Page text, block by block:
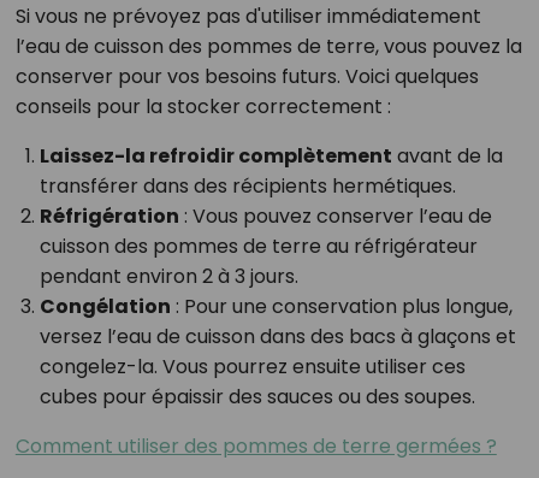
Si vous ne prévoyez pas d'utiliser immédiatement
l’eau de cuisson des pommes de terre, vous pouvez la
conserver pour vos besoins futurs. Voici quelques
conseils pour la stocker correctement :
Laissez-la refroidir complètement avant de la
transférer dans des récipients hermétiques.
Réfrigération : Vous pouvez conserver l’eau de
cuisson des pommes de terre au réfrigérateur
pendant environ 2 à 3 jours.
Congélation : Pour une conservation plus longue,
versez l’eau de cuisson dans des bacs à glaçons et
congelez-la. Vous pourrez ensuite utiliser ces
cubes pour épaissir des sauces ou des soupes.
Comment utiliser des pommes de terre germées ?